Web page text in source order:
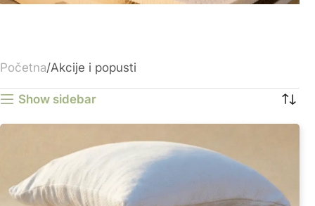
Početna Akcije i popusti
Show sidebar